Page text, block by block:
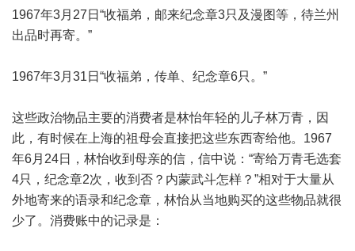
1967年3月27日“收福弟，邮来纪念章3只及漫图等，待兰州
出品时再寄。”
1967年3月31日“收福弟，传单、纪念章6只。”
这些政治物品主要的消费者是林怡年轻的儿子林万青，因
此，有时候在上海的祖母会直接把这些东西寄给他。1967
年6月24日，林怡收到母亲的信，信中说：“寄给万青毛选套
4只，纪念章2次，收到否？内蒙武斗怎样？”相对于大量从
外地寄来的语录和纪念章，林怡从当地购买的这些物品就很
少了。消费账中的记录是：